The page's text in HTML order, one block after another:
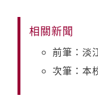
相關新聞
前筆：淡
次筆：本